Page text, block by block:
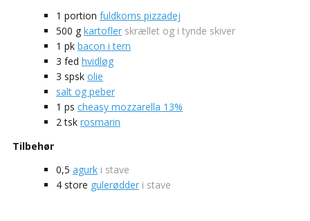
1 portion fuldkorns pizzadej
500 g kartofler skrællet og i tynde skiver
1 pk bacon i tern
3 fed hvidløg
3 spsk olie
salt og peber
1 ps cheasy mozzarella 13%
2 tsk rosmarin
Tilbehør
0,5 agurk i stave
4 store gulerødder i stave